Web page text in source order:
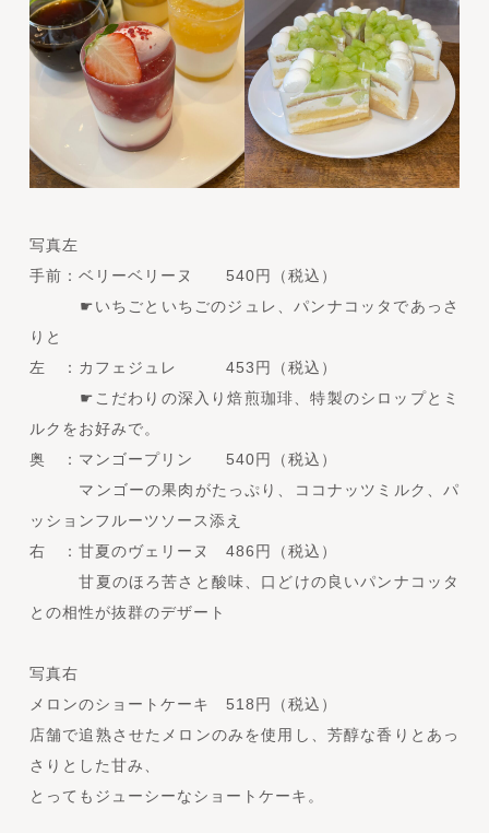
写真左
手前：ベリーベリーヌ 540円（税込）
☛いちごといちごのジュレ、パンナコッタであっさ
りと
左 ：カフェジュレ 453円（税込）
☛こだわりの深入り焙煎珈琲、特製のシロップとミ
ルクをお好みで。
奥 ：マンゴープリン 540円（税込）
マンゴーの果肉がたっぷり、ココナッツミルク、パ
ッションフルーツソース添え
右 ：甘夏のヴェリーヌ 486円（税込）
甘夏のほろ苦さと酸味、口どけの良いパンナコッタ
との相性が抜群のデザート
写真右
メロンのショートケーキ 518円（税込）
店舗で追熟させたメロンのみを使用し、芳醇な香りとあっ
さりとした甘み、
とってもジューシーなショートケーキ。